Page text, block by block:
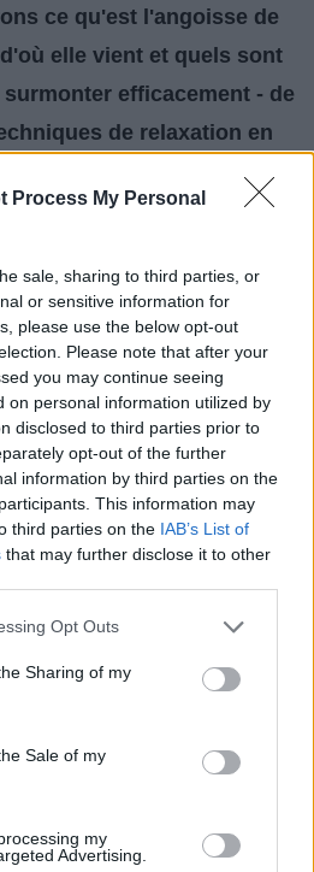
Process My Personal
sale, sharing to third parties, or
or sensitive information for
please use the below opt-out
Please note that after your
you may continue seeing
on personal information utilized by
disclosed to third parties prior to
opt-out of the further
information by third parties on the
This information may
third parties on the IAB’s List of
that may further disclose it to other
app uses one or more Google
behaviour. You may click to
and its third-party tags to
purposes in below Google
Opt Outs
Sharing of my
Sale of my
my
Advertising.
ce qu'est l'angoisse de
elle vient et quels sont
surmonter efficacement - de
de relaxation en
des proches. Bonne
? Suivez-nous